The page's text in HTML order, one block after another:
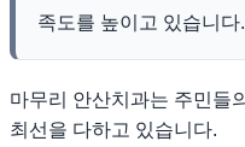
족도를 높이고 있습니다.
마무리 안산치과는 주민들의 구강 건강을 책임지기 위해
최선을 다하고 있습니다.